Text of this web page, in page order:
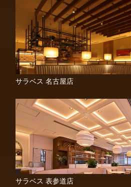
サラベス 名古屋店
サラベス 表参道店